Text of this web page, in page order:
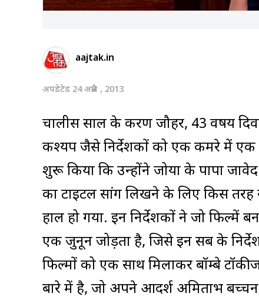
aajtak.in
अपडेटेड 24 अप्रैल , 2013
चालीस साल के करण जौहर, 43 वर्षीय
कश्यप जैसे निर्देशकों को एक कमरे में
शुरू किया कि उन्होंने जोया के पापा
का टाइटल सांग लिखने के लिए किस तरह
हाल हो गया. इन निर्देशकों ने जो
एक जुनून जोड़ता है, जिसे इन सब के
फिल्मों को एक साथ मिलाकर बॉम्बे
बारे में है, जो अपने आदर्श अमिताभ बच्चन